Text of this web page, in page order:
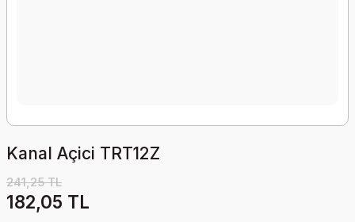
Kanal Açici TRT12Z
241,25 TL
182,05 TL